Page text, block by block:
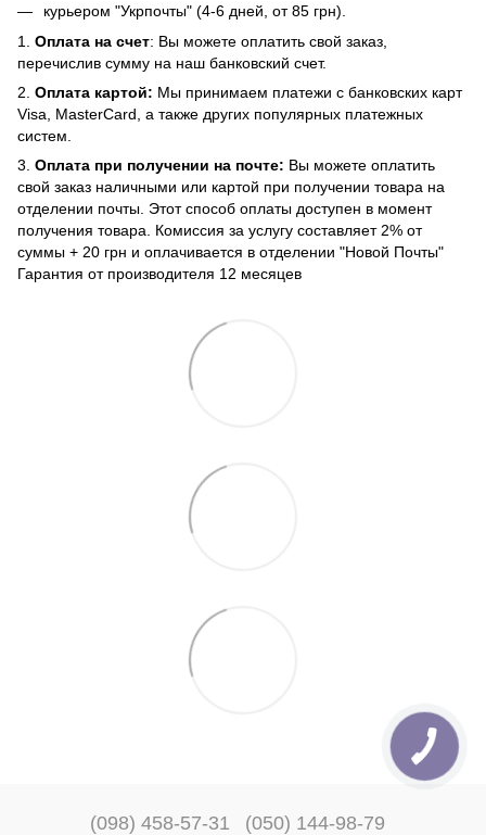
курьером "Укрпочты" (4-6 дней, от 85 грн).
1. Оплата на счет: Вы можете оплатить свой заказ,
перечислив сумму на наш банковский счет.
2. Оплата картой: Мы принимаем платежи с банковских карт
Visa, MasterCard, а также других популярных платежных
систем.
3. Оплата при получении на почте: Вы можете оплатить
свой заказ наличными или картой при получении товара на
отделении почты. Этот способ оплаты доступен в момент
получения товара. Комиссия за услугу составляет 2% от
суммы + 20 грн и оплачивается в отделении "Новой Почты"
Гарантия от производителя 12 месяцев
(098) 458-57-31 (050) 144-98-79